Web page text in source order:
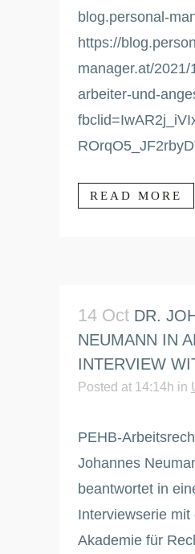
blog.personal-
https://
manager.at/
arbeiter-und-
READ MORE
14 Oct DR.
NEUMANN IN
INTERVIEW
Posted at 14:14h in
PEHB-
Johannes
beantwortet in
Interviewserie mit
Akademie für